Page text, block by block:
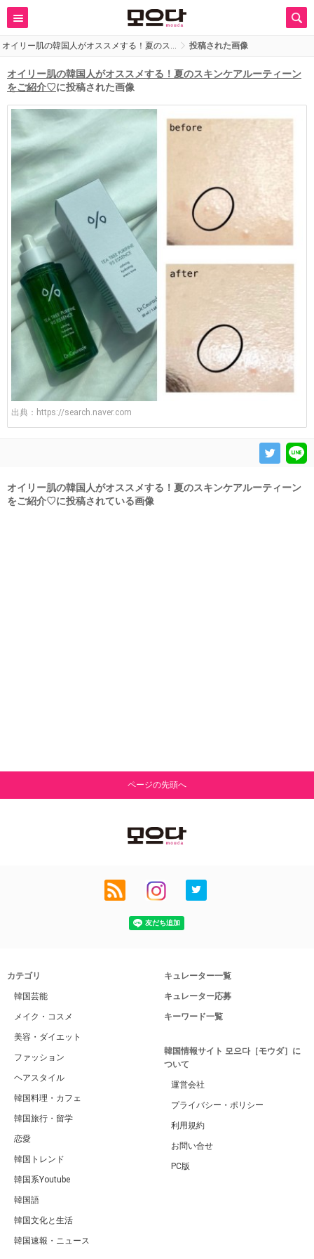
オイリー肌の韓国人がオススメする！夏のス… 投稿された画像
オイリー肌の韓国人がオススメする！夏のスキンケアルーティーン
をご紹介♡に投稿された画像
出典： https://search.naver.com
オイリー肌の韓国人がオススメする！夏のスキンケアルーティーン
をご紹介♡に投稿されている画像
ページの先頭へ
カテゴリ
韓国芸能
メイク・コスメ
美容・ダイエット
ファッション
ヘアスタイル
韓国料理・カフェ
韓国旅行・留学
恋愛
韓国トレンド
韓国系Youtube
韓国語
韓国文化と生活
韓国速報・ニュース
キュレーター一覧
キュレーター応募
キーワード一覧
韓国情報サイト 모으다［モウダ］に
ついて
運営会社
プライバシー・ポリシー
利用規約
お問い合せ
PC版